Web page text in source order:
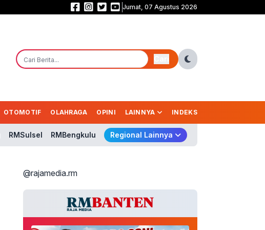
Persebaya Juara Piala Presiden 2026, Tumbangkan Persib Lewat Adu
Jumat, 07 Agustus 2026
OTOMOTIF OLAHRAGA OPINI LAINNYA INDEKS
RMSulsel RMBengkulu Regional Lainnya
@rajamedia.rm